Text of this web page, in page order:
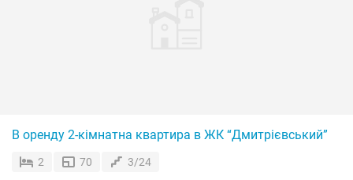
В оренду 2-кімнатна квартира в ЖК “Дмитрієвський”
2 70 3/24